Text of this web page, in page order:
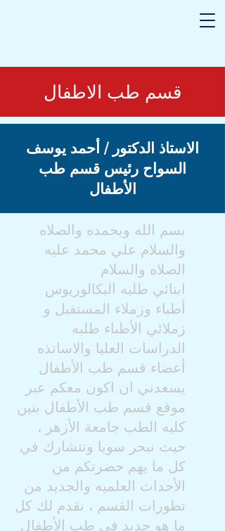
قسم طب الاطفال
الاستاذ الدكتور / أحمد يوسف
السواح رئيس قسم طب
الأطفال
بسم الله وبحمده والصلاه
والسلام علي محمد عليه
الصلاه والسلام
ابنائي طلبه البكالوريوس
أطباء وزملاء المستقبل و
زملائي الأطباء طلبه
الدراسات العليا والاساتذه
أعضاء قسم طب الأطفال
يسعدني ان اكون معكم عبر
موقع قسم طب الأطفال بنين
كليه الطب جامعة الأزهر ،
حيث نبحر سويا ونتشارك في
كل ما يهم حضرتكم من
الأحداث العلميه والجديد من
تطورات القسم ، نقدم لك كل
ما هو جديد في طب الأطفال